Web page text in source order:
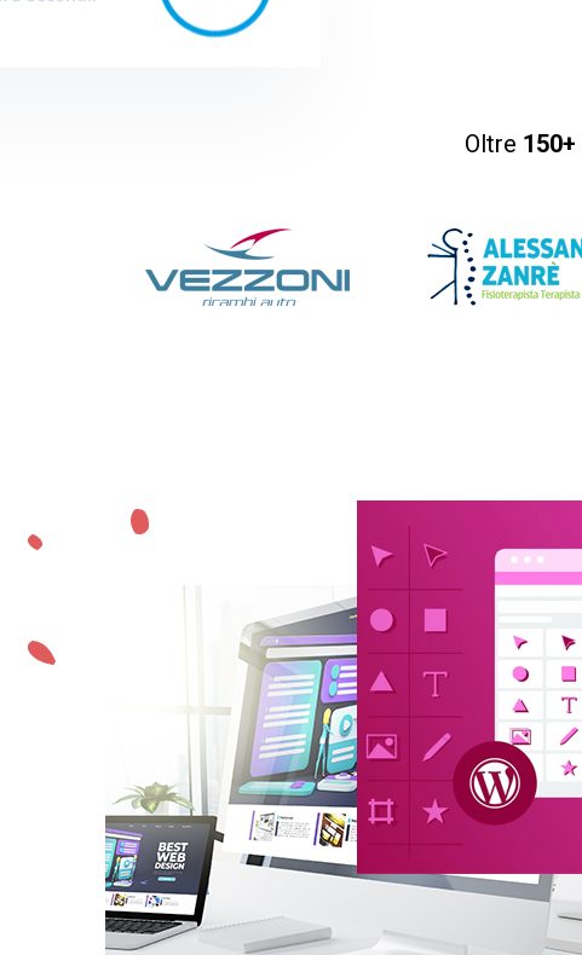
Oltre 150+